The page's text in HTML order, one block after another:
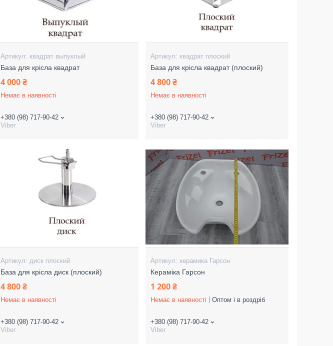
квадрат выпуклый
База для крісла квадрат
4 000 ₴
Немає в наявності
+380 (98) 717-90-42
Viber
квадрат плоский
База для крісла квадрат (плоский)
4 800 ₴
Немає в наявності
+380 (98) 717-90-42
Viber
диск плоский
База для крісла диск (плоский)
4 800 ₴
Немає в наявності
+380 (98) 717-90-42
Viber
керамика Гарсон
Кераміка Гарсон
1 200 ₴
Немає в наявності Оптом і в роздріб
+380 (98) 717-90-42
Viber